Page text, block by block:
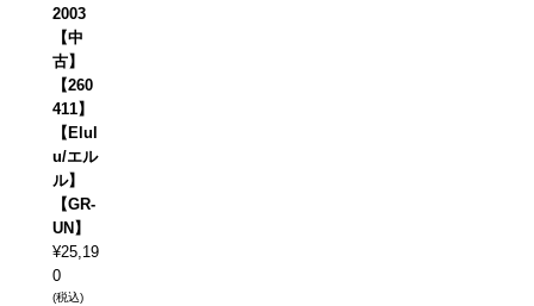
2003
【中
古】
【260
411】
【Elul
u/エル
ル】
【GR-
UN】
¥25,19
0
(税込)